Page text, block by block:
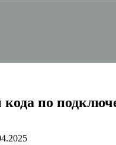
кода по